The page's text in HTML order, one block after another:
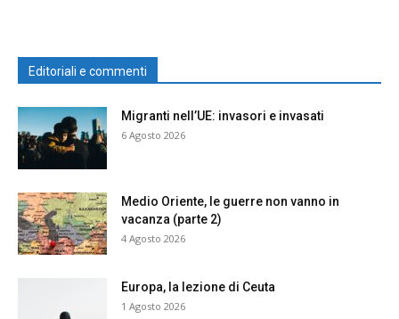
Editoriali e commenti
Migranti nell’UE: invasori e invasati
6 Agosto 2026
Medio Oriente, le guerre non vanno in
vacanza (parte 2)
4 Agosto 2026
Europa, la lezione di Ceuta
1 Agosto 2026